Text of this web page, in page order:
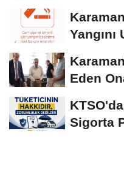
Yangını
Eden
Sigorta